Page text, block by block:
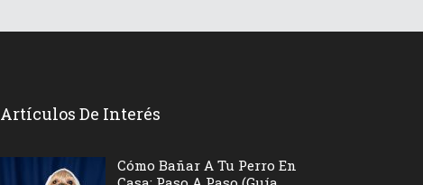
Artículos De Interés
Cómo Bañar A Tu Perro En